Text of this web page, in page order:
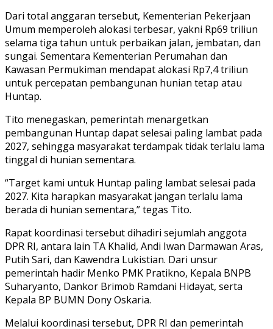
Dari total anggaran tersebut, Kementerian Pekerjaan
Umum memperoleh alokasi terbesar, yakni Rp69 triliun
selama tiga tahun untuk perbaikan jalan, jembatan, dan
sungai. Sementara Kementerian Perumahan dan
Kawasan Permukiman mendapat alokasi Rp7,4 triliun
untuk percepatan pembangunan hunian tetap atau
Huntap.
Tito menegaskan, pemerintah menargetkan
pembangunan Huntap dapat selesai paling lambat pada
2027, sehingga masyarakat terdampak tidak terlalu lama
tinggal di hunian sementara.
“Target kami untuk Huntap paling lambat selesai pada
2027. Kita harapkan masyarakat jangan terlalu lama
berada di hunian sementara,” tegas Tito.
Rapat koordinasi tersebut dihadiri sejumlah anggota
DPR RI, antara lain TA Khalid, Andi Iwan Darmawan Aras,
Putih Sari, dan Kawendra Lukistian. Dari unsur
pemerintah hadir Menko PMK Pratikno, Kepala BNPB
Suharyanto, Dankor Brimob Ramdani Hidayat, serta
Kepala BP BUMN Dony Oskaria.
Melalui koordinasi tersebut, DPR RI dan pemerintah